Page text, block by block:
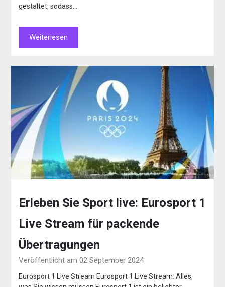
gestaltet, sodass…
Weiterlesen
Erleben Sie Sport live: Eurosport 1
Live Stream für packende
Übertragungen
Veröffentlicht am 02 September 2024
Eurosport 1 Live Stream Eurosport 1 Live Stream: Alles,